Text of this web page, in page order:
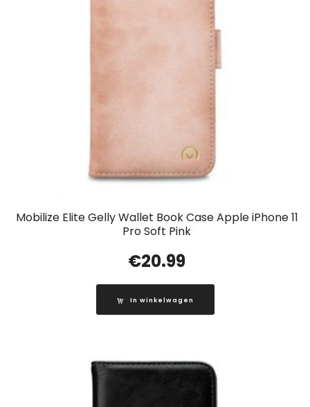
Mobilize Elite Gelly Wallet Book Case Apple iPhone 11
Pro Soft Pink
€20.99
In winkelwagen